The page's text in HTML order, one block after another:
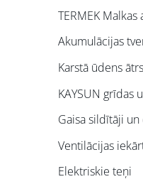
TERMEK
Akumulācijas
Karstā ūdens
KAYSUN grīdas
Gaisa sildītāji un
Ventilācijas
Elektriskie teņi